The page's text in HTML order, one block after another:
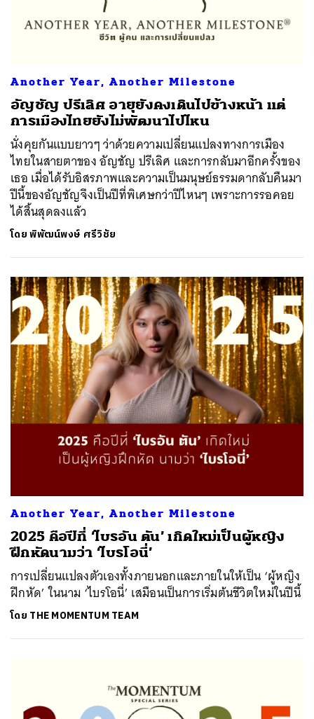
Another Year, Another Milestone
อัญชัญ ปรีเลิศ อายุยังคงเดินไปข้างหน้า แต่
การเมืองไทยยังไม่พัฒนาไปไหน
นั่งคุยกันแบบยาวๆ ว่าด้วยความเปลี่ยนแปลงทางการเมือง
ไทยในสายตาของ อัญชัญ ปรีเลิศ และการกลับมาอีกครั้งของ
เธอ เมื่อได้รับอิสรภาพและความเป็นมนุษย์ธรรมดากลับคืนมา
ปีนี้ของอัญชัญจึงเป็นปีที่พิเศษกว่าปีไหนๆ เพราะการรอคอย
ได้สิ้นสุดลงแล้ว
โดยพิพัฒน์พงษ์ ศรีวิชัย
Another Year, Another Milestone
2025 คือปีที่ ‘ไบรอัน ตัน’ เกิดใหม่เป็นผู้หญิง
ฝึกหัดนามว่า ‘ไบรโอนี่’
การเปลี่ยนแปลงตัวเองทั้งภายนอกและภายในให้เป็น ‘ผู้หญิง
ฝึกหัด’ ในนาม ‘ไบรโอนี่’ เสมือนเป็นการเริ่มต้นชีวิตใหม่ในปีนี้
โดย THE MOMENTUM TEAM